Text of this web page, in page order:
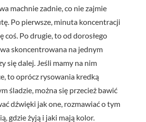
machnie zadnie, co nie zajmie
Po pierwsze, minuta koncentracji
coś. Po drugie, to od dorosłego
skoncentrowana na jednym
się dalej. Jeśli mamy na nim
to oprócz rysowania kredką
śladzie, można się przecież bawić
dźwięki jak one, rozmawiać o tym
gdzie żyją i jaki mają kolor.